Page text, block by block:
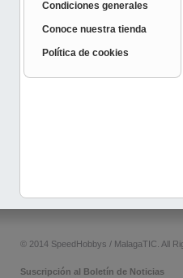
Condiciones generales
Conoce nuestra tienda
Política de cookies
© 2014 SpeedHobbys / MalagaTIC. All
Suscripción al Boletín de Noticias